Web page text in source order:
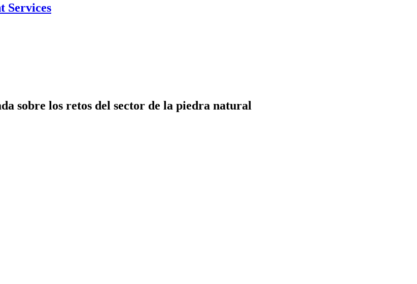
Services
sobre los retos del sector de la piedra natural